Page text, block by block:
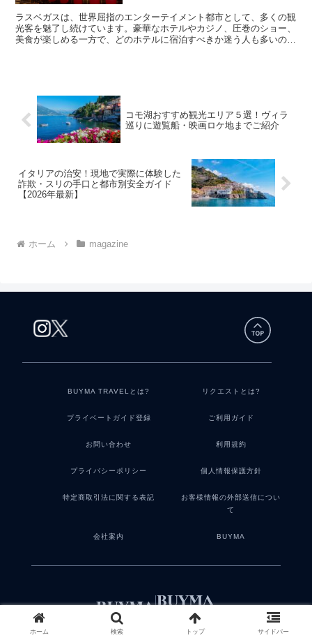
ラスベガスは、世界屈指のエンターテイメント都市として、多くの観
光客を魅了し続けています。豪華なホテルやカジノ、圧巻のショー、
美食が楽しめる一方で、どのホテルに宿泊すべきか迷う人も多いので
コモ湖おすすめ観光エリア５選！ヴィラ
巡りに遊覧船・映画ロケ地までご紹介
イタリアの治安！現地で実際に体験した
詐欺・スリの手口と都市別安全ガイド
【2026年最新】
ホーム magazine
ホーム 検索 トップ サイドバー
BUYMA TRAVELとは? リクエストとは?
プライベートガイド登録 ご利用ガイド
お問い合わせ 利用規約
プライバシーポリシー 個人情報保護方針
特定商取引法に関する表記
お客様情報の外部送信につい
て
会社案内 BUYMA